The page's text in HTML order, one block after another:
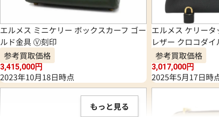
エルメス ミニケリー ボックスカーフ ゴー
ルド金具 Ⓥ刻印
参考買取価格
3,415,000円
2023年10月18日時点
エルメス ケリー
レザー クロコダ
参考買取価格
3,017,000円
2025年5月17日時
もっと見る